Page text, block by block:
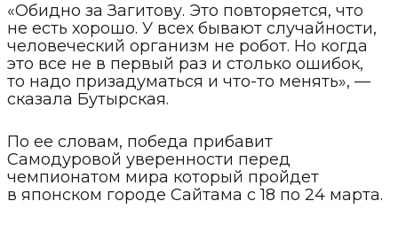
«Обидно за Загитову. Это повторяется, что
не есть хорошо. У всех бывают случайности,
человеческий организм не робот. Но когда
это все не в первый раз и столько ошибок,
то надо призадуматься и что-то менять», —
сказала Бутырская.
П​о ее словам, победа прибавит
Самодуровой уверенности перед
чемпионатом мира который пройдет
в японском городе Сайтама с 18 по 24 марта.